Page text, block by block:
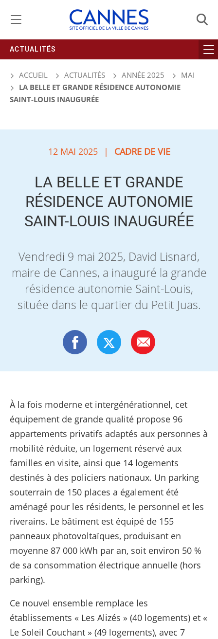
ACTUALITÉS
ACCUEIL ACTUALITÉS ANNÉE 2025
MAI
LA BELLE ET GRANDE RÉSIDENCE AUTONOMIE
SAINT-LOUIS INAUGURÉE
12 MAI 2025 | CADRE DE VIE
LA BELLE ET GRANDE
RÉSIDENCE AUTONOMIE
SAINT-LOUIS INAUGURÉE
Vendredi 9 mai 2025, David Lisnard,
maire de Cannes, a inauguré la grande
résidence autonomie Saint-Louis,
située dans le quartier du Petit Juas.
À la fois moderne et intergénérationnel, cet
équipement de grande qualité propose 96
appartements privatifs adaptés aux personnes à
mobilité réduite, un logement réservé aux
familles en visite, ainsi que 14 logements
destinés à des policiers nationaux. Un parking
souterrain de 150 places a également été
aménagé pour les résidents, le personnel et les
riverains. Le bâtiment est équipé de 155
panneaux photovoltaïques, produisant en
moyenne 87 000 kWh par an, soit environ 50 %
de sa consommation électrique annuelle (hors
parking).
Ce nouvel ensemble remplace les
établissements « Les Alizés » (40 logements) et «
Le Soleil Couchant » (49 logements), avec 7